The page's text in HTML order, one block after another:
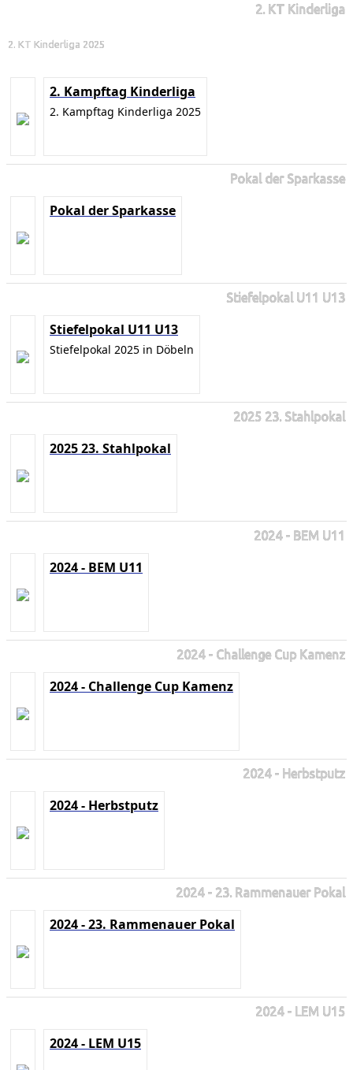
2. KT Kinderliga
2. KT Kinderliga 2025
2. Kampftag Kinderliga
2. Kampftag Kinderliga 2025
Pokal der Sparkasse
Pokal der Sparkasse
Stiefelpokal U11 U13
Stiefelpokal U11 U13
Stiefelpokal 2025 in Döbeln
2025 23. Stahlpokal
2025 23. Stahlpokal
2024 - BEM U11
2024 - BEM U11
2024 - Challenge Cup Kamenz
2024 - Challenge Cup Kamenz
2024 - Herbstputz
2024 - Herbstputz
2024 - 23. Rammenauer Pokal
2024 - 23. Rammenauer Pokal
2024 - LEM U15
2024 - LEM U15